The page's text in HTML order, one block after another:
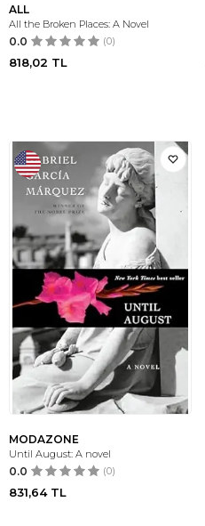
ALL
All the Broken Places: A Novel
0.0 (0)
818,02 TL
MODAZONE
Until August: A novel
0.0 (0)
831,64TL